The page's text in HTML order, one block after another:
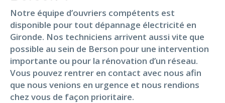
Notre équipe d’ouvriers compétents est
disponible pour tout dépannage électricité en
Gironde. Nos techniciens arrivent aussi vite que
possible au sein de Berson pour une intervention
importante ou pour la rénovation d’un réseau.
Vous pouvez rentrer en contact avec nous afin
que nous venions en urgence et nous rendions
chez vous de façon prioritaire.